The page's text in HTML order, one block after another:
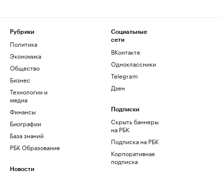
Рубрики
Политика
Экономика
Общество
Бизнес
Технологии и
медиа
Финансы
Биографии
База знаний
РБК Образование
Новости
Социальные
сети
ВКонтакте
Одноклассники
Telegram
Дзен
Подписки
Скрыть баннеры
на РБК
Подписка на РБК
Корпоративная
подписка